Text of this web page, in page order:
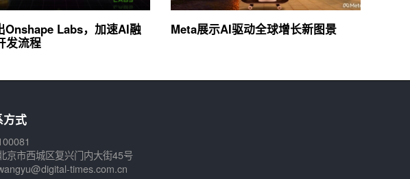
Onshape Labs，加速AI融
发流程
Meta展示AI驱动全球增长新图景
方式
京市西城区复兴门内大街45号
times.com.cn